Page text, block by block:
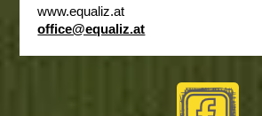
www.equaliz.at
office@equaliz.at